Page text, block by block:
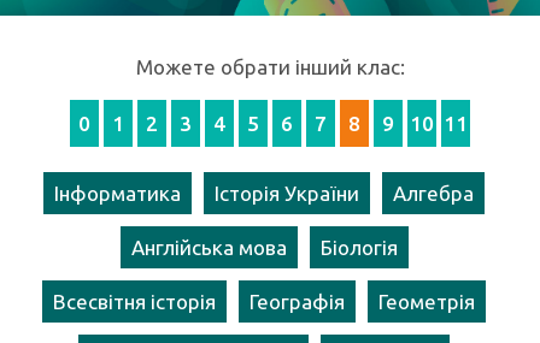
Можете обрати інший клас:
0 1 2 3 4 5 6 7 8 9 10 11
Інформатика Історія України Алгебра
Англійська мова Біологія
Всесвітня історія Географія Геометрія